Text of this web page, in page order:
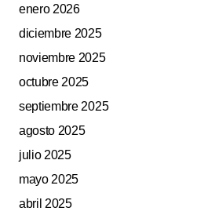
enero 2026
diciembre 2025
noviembre 2025
octubre 2025
septiembre 2025
agosto 2025
julio 2025
mayo 2025
abril 2025